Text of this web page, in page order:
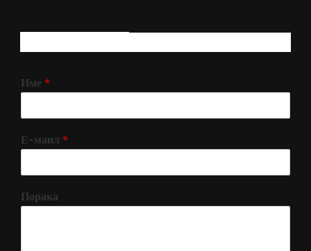
Име *
Е-маил *
Порака